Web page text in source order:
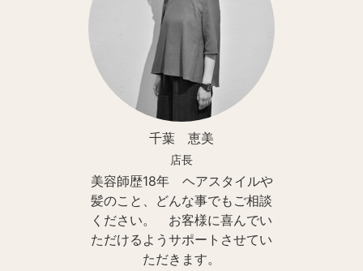
千葉 恵美
店長
美容師歴18年 ヘアスタイルや
髪のこと、どんな事でもご相談
ください。 お客様に喜んでい
ただけるようサポートさせてい
ただきます。